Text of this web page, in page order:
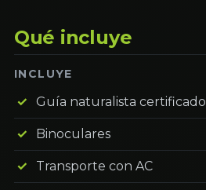
Qué incluye
INCLUYE
Guía naturalista certificado
Binoculares
Transporte con AC